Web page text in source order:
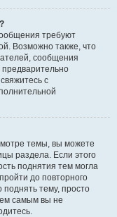
требуют
Возможно также, что
сообщения
с
темы, вы можете
раздела. Если этого
поднятия тем могла
до повторного
тему, просто
самым вы не